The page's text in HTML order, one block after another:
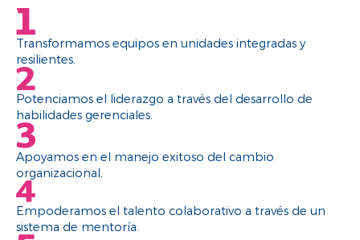
Transformamos equipos en unidades integradas y
resilientes.
Potenciamos el liderazgo a través del desarrollo de
habilidades gerenciales.
Apoyamos en el manejo exitoso del cambio
organizacional.
Empoderamos el talento colaborativo a través de un
sistema de mentoría.